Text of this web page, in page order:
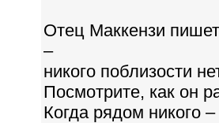
Отец Маккензи
–
никого поблизости
Посмотрите, как он
Когда рядом никого